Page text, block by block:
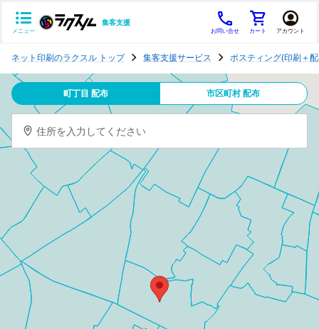
メニュー
集客支援
お問い合せ カート アカウント
テ
ン
グ
ネット印刷のラクスル トップ 集客支援サービス ポスティング(印刷＋
町丁目 配布 市区町村 配布
住所を入力してください